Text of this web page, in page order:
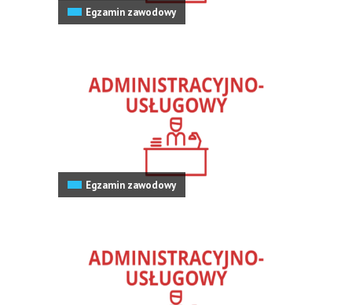
Egzamin zawodowy
Egzamin zawodowy